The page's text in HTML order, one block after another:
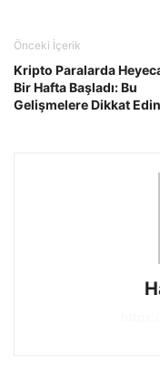
Önceki İçerik
Kripto Paralarda
Bir Hafta Başladı: Bu
Gelişmelere Dikkat Edin